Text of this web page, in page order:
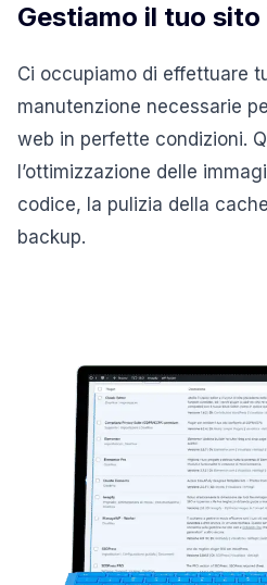
Gestiamo il tuo sito
Ci occupiamo di effettuare
manutenzione necessarie
web in perfette condizioni.
l’ottimizzazione delle
codice, la pulizia della
backup.